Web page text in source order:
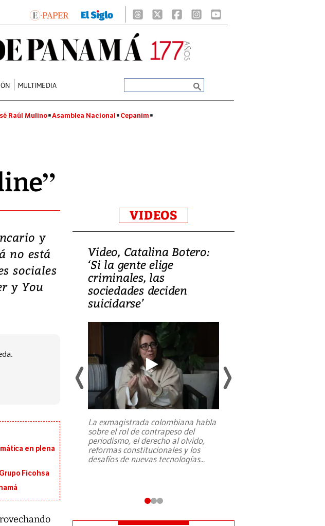
MULTIMEDIA
Raúl Mulino Asamblea Nacional Cepanim
y
no está
sociales
y You
en plena
Ficohsa
VIDEOS
una
Video, Catalina Botero:
‘Si la gente elige
criminales, las
sociedades deciden
suicidarse’
La exmagistrada colombiana habla
sobre el rol de contrapeso del
periodismo, el derecho al olvido,
reformas constitucionales y los
desafíos de nuevas tecnologías...